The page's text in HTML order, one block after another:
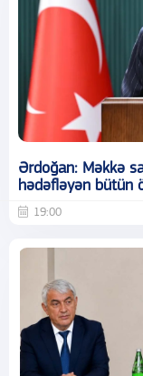
Ərdoğan: Məkkə
hədəfləyən bütün
19:00